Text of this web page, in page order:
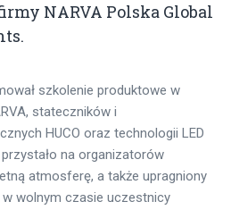
NARVA Polska Global
szkolenie produktowe w
stateczników i
HUCO oraz technologii LED
przystało na organizatorów
atmosferę, a także upragniony
wolnym czasie uczestnicy